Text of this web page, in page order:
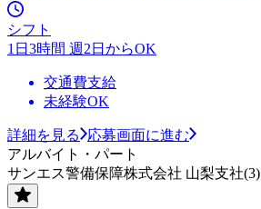
シフト
1日3時間 週2日からOK
交通費支給
未経験OK
詳細を見る
応募画面に進む
アルバイト・パート
サンエス警備保障株式会社 山梨支社(3)